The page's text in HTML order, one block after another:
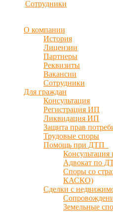
Сотрудники
О компании
История
Лицензии
Партнеры
Реквизиты
Вакансии
Сотрудники
Для граждан
Консультация
Регистрация ИП
Ликвидация ИП
Защита прав
Трудовые споры
Помощь при ДТП
Адвокат по
Споры со
КАСКО)
Сделки с
Земельные